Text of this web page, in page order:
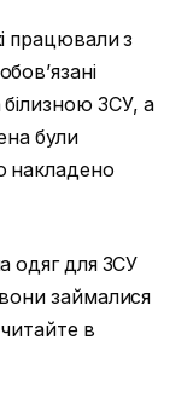
працювали з
білизною ЗСУ, а
були
накладено
одяг для ЗСУ
займалися
в